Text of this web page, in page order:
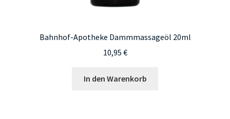
Bahnhof-Apotheke Dammmassageöl 20ml
10,95 €
In den Warenkorb